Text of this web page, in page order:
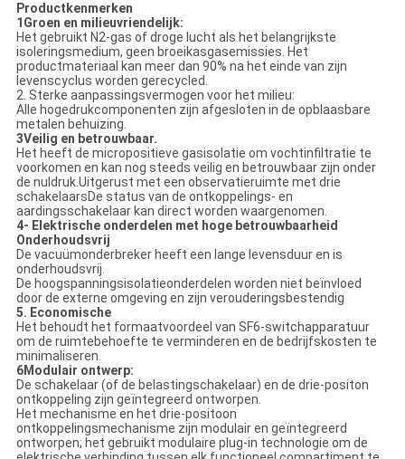
Productkenmerken
1Groen en milieuvriendelijk:
Het gebruikt N2-gas of droge lucht als het belangrijkste
isoleringsmedium, geen broeikasgasemissies. Het
productmateriaal kan meer dan 90% na het einde van zijn
levenscyclus worden gerecycled.
2. Sterke aanpassingsvermogen voor het milieu:
Alle hogedrukcomponenten zijn afgesloten in de opblaasbare
metalen behuizing.
3Veilig en betrouwbaar.
Het heeft de micropositieve gasisolatie om vochtinfiltratie te
voorkomen en kan nog steeds veilig en betrouwbaar zijn onder
de nuldruk.Uitgerust met een observatieruimte met drie
schakelaarsDe status van de ontkoppelings- en
aardingsschakelaar kan direct worden waargenomen.
4- Elektrische onderdelen met hoge betrouwbaarheid
Onderhoudsvrij
De vacuümonderbreker heeft een lange levensduur en is
onderhoudsvrij.
De hoogspanningsisolatieonderdelen worden niet beïnvloed
door de externe omgeving en zijn verouderingsbestendig
5. Economische
Het behoudt het formaatvoordeel van SF6-switchapparatuur
om de ruimtebehoefte te verminderen en de bedrijfskosten te
minimaliseren.
6Modulair ontwerp:
De schakelaar (of de belastingschakelaar) en de drie-positon
ontkoppeling zijn geïntegreerd ontworpen.
Het mechanisme en het drie-positoon
ontkoppelingsmechanisme zijn modulair en geïntegreerd
ontworpen; het gebruikt modulaire plug-in technologie om de